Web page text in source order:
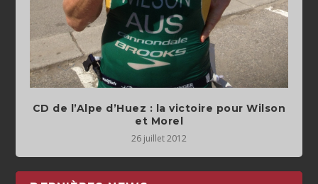
CD de l’Alpe d’Huez : la victoire pour Wilson
et Morel
26 juillet 2012